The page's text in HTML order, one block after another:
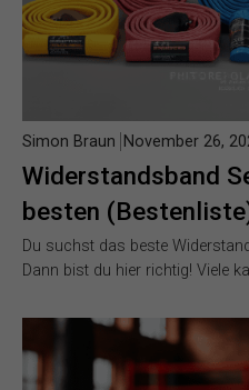
Widerstandsband
besten
Simon Braun November 26,
Du suchst das beste
Dann bist du hier richtig! Viele